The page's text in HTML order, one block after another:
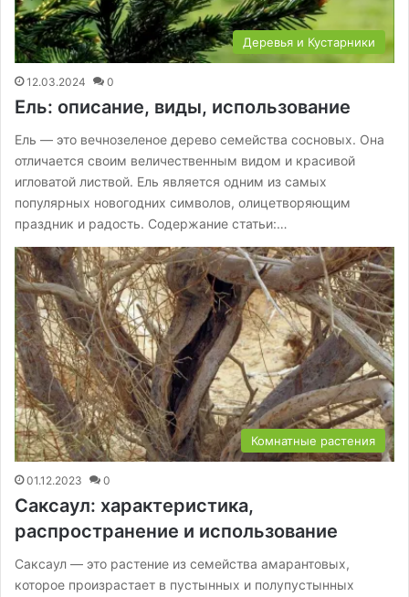
Деревья и Кустарники
12.03.2024 0
Ель: описание, виды, использование
Ель — это вечнозеленое дерево семейства сосновых. Она
отличается своим величественным видом и красивой
игловатой листвой. Ель является одним из самых
популярных новогодних символов, олицетворяющим
праздник и радость. Содержание статьи:…
Комнатные растения
01.12.2023 0
Саксаул: характеристика,
распространение и использование
Саксаул — это растение из семейства амарантовых,
которое произрастает в пустынных и полупустынных